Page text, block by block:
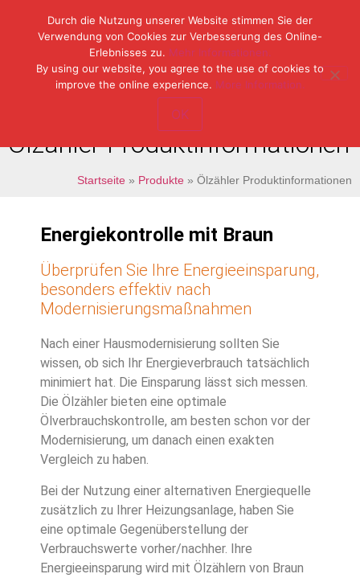
Tel: (49) 07153 / 970 11-0
Fax: (49) 07153 / 382 33
Ölzähler Produktinformationen
Startseite » Produkte » Ölzähler Produktinformationen
Energiekontrolle mit Braun
Überprüfen Sie Ihre Energieeinsparung,
besonders effektiv nach
Modernisierungsmaßnahmen
Nach einer Hausmodernisierung sollten Sie
wissen, ob sich Ihr Energieverbrauch tatsächlich
minimiert hat. Die Einsparung lässt sich messen.
Die Ölzähler bieten eine optimale
Ölverbrauchskontrolle, am besten schon vor der
Modernisierung, um danach einen exakten
Vergleich zu haben.
Bei der Nutzung einer alternativen Energiequelle
zusätzlich zu Ihrer Heizungsanlage, haben Sie
eine optimale Gegenüberstellung der
Verbrauchswerte vorher/nachher. Ihre
Energieeinsparung wird mit Ölzählern von Braun
Durch die Nutzung unserer Website stimmen Sie der
Verwendung von Cookies zur Verbesserung des Online-
Erlebnisses zu. Mehr Informationen.
By using our website, you agree to the use of cookies to
improve the online experience. More Information.
OK